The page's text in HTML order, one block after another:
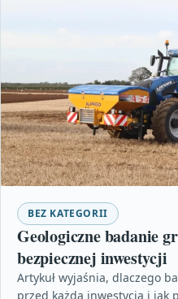
BEZ KATEGORII
Geologiczne badanie
bezpiecznej inwestycji
Artykuł wyjaśnia, dlaczego
przed każdą inwestycją i jak